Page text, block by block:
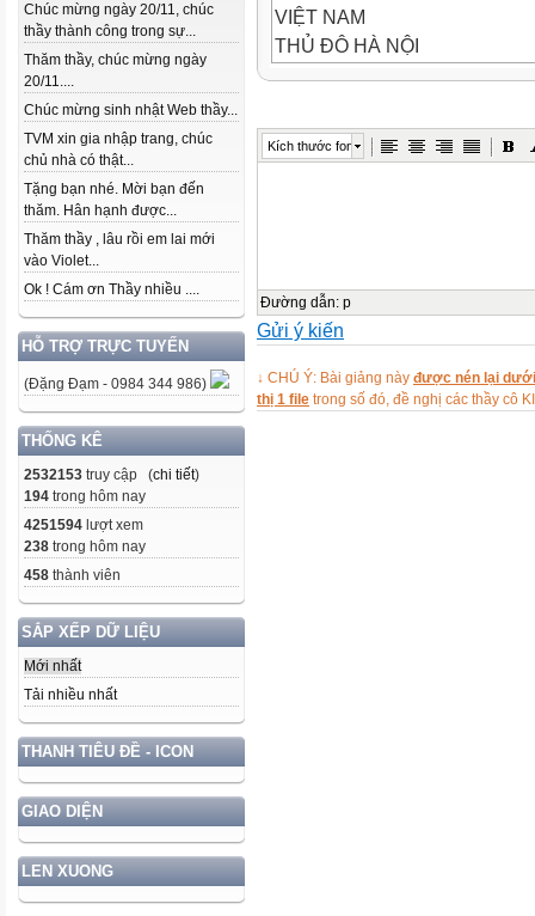
Chúc mừng ngày 20/11, chúc
thầy thành công trong sự...
Thăm thầy, chúc mừng ngày
20/11....
Chúc mừng sinh nhật Web thầy...
TVM xin gia nhập trang, chúc
chủ nhà có thật...
Tặng bạn nhé. Mời bạn đến
thăm. Hân hạnh được...
Thăm thầy , lâu rồi em lai mới
vào Violet...
Ok ! Cám ơn Thầy nhiều ....
HỖ TRỢ TRỰC TUYẾN
(Đặng Đạm - 0984 344 986)
THỐNG KÊ
2532153 truy cập (chi tiết)
194 trong hôm nay
4251594 lượt xem
238 trong hôm nay
458 thành viên
SẮP XẾP DỮ LIỆU
Mới nhất
Tải nhiều nhất
THANH TIÊU ĐỀ - ICON
GIAO DIỆN
LEN XUONG
VIỆT NAM
THỦ ĐÔ HÀ NỘI
Để click vào TPHCM xuất
Hướng dẫn
Thì xuất hiện
Khi Click vào
Ta làm như sau
THỦ ĐÔ HÀ NỘI
Kích thước font
Đường dẫn: p
Gửi ý kiến
↓ CHÚ Ý: Bài giảng này được nén lại
thị 1 file trong số đó, đề nghị các thầy cô